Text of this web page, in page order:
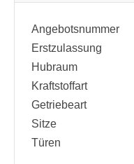
Angebotsnummer
Erstzulassung
Hubraum
Kraftstoffart
Getriebeart
Sitze
Türen